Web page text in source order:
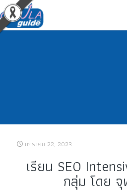
มกราคม 22, 2023
เรียน SEO
กลุ่ม โดย